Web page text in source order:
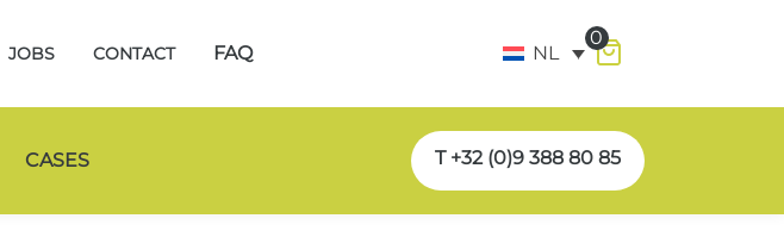
JOBS CONTACT FAQ NL
0
CASES T +32 (0)9 388 80 85